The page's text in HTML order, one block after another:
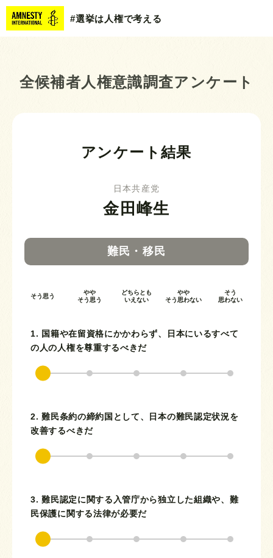
#選挙は人権で考える
全候補者人権意識調査アンケート
アンケート結果
日本共産党
金田峰生
難民・移民
そう思う
やや
そう思う
どちらとも
いえない
やや
そう思わない
そう
思わない
1. 国籍や在留資格にかかわらず、日本にいるすべて
の人の人権を尊重するべきだ
2. 難民条約の締約国として、日本の難民認定状況を
改善するべきだ
3. 難民認定に関する入管庁から独立した組織や、難
民保護に関する法律が必要だ